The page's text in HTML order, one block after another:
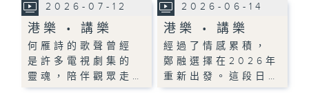
2026-07-12
港樂 • 講樂
何雁詩的歌聲曾經
是許多電視劇集的
靈魂，陪伴觀眾走…
2026-06-14
港樂 • 講樂
經過了情感累積，
鄭融選擇在2026年
重新出發。這段日…